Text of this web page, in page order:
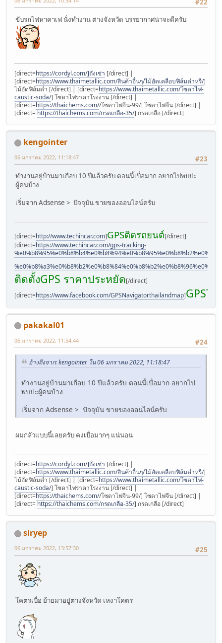
#22
ขับรถไฟหาคาเฟ นั่งทำงาน ต่างจังหวัด บรรยากาศน่าจะดีครับ
[direct=https://cordyl.com/]ถั่งเช่า [/direct] |
[direct=https://www.thaimetallic.com/สินค้าอื่นๆ/ไม้อัดเคลือบฟิล์มดำหรื/]
ไม้อัดฟิล์มดำ [/direct] | [direct=https://www.thaimetallic.com/โซดาไฟ-
caustic-soda/] โซดาไฟราคาโรงงาน [/direct] |
[direct=https://thaichems.com//โซดาไฟจีน-99/] โซดาไฟจีน [/direct] |
[direct= https://thaichems.com/กรดเกลือ-35/] กรดเกลือ [/direct]
kengointer
#23
06 มกราคม 2022, 11:18:47
ทำงานอยู่บ้านมาเกือบ 10 ปีแล้วครับ ตอนนี้เบื่อมาก อยากไปพบปะ
ผู้คนบ้าง
เริ่มจาก Adsense > ปัจจุบัน ขายของออนไลน์ครับ
[direct=http://www.techincar.com]GPSติดรถยนต์[/direct]
[direct=https://www.techincar.com/gps-tracking-
ติดตั้งGPS ราคาประหยัด[/direct]
[direct=https://www.facebook.com/GPSNavigatorthailandmap]
pakakal01
#24
06 มกราคม 2022, 11:54:44
อ้างถึงจาก: kengointer ใน 06 มกราคม 2022, 11:18:47
ทำงานอยู่บ้านมาเกือบ 10 ปีแล้วครับ ตอนนี้เบื่อมาก อยากไป
พบปะผู้คนบ้าง
เริ่มจาก Adsense > ปัจจุบัน ขายของออนไลน์ครับ
ผมกลัวแบบนี้เลยครับ คงเบื่อมากๆ แน่นอน
[direct=https://cordyl.com/]ถั่งเช่า [/direct] |
[direct=https://www.thaimetallic.com/สินค้าอื่นๆ/ไม้อัดเคลือบฟิล์มดำหรื/]
ไม้อัดฟิล์มดำ [/direct] | [direct=https://www.thaimetallic.com/โซดาไฟ-
caustic-soda/] โซดาไฟราคาโรงงาน [/direct] |
[direct=https://thaichems.com//โซดาไฟจีน-99/] โซดาไฟจีน [/direct] |
[direct= https://thaichems.com/กรดเกลือ-35/] กรดเกลือ [/direct]
siryep
#25
06 มกราคม 2022, 13:57:30
โคตรเบื่อ ย้ายมาอยู่ต่างจังหวัด เหงาโคตร